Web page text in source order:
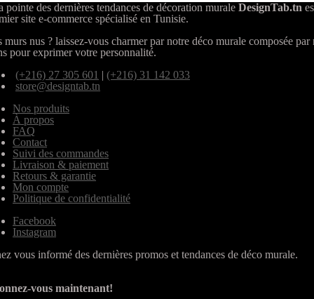
pointe des dernières tendances de décoration murale DesignTab.tn
site e-commerce spécialisé en Tunisie.
murs nus ? laissez-vous charmer par notre déco murale composée par
pour exprimer votre personnalité.
(+216) 27 305 601 | (+216) 31 142 033
store@designtab.tn
Nos produits
À propos
FAQ
Contact
Suivi des commandes
Livraison & paiement
Retours & garantie
Mon compte
Politique de confidentialité
Facebook
Instagram
vous informé des dernières promos et tendances de déco murale.
vous maintenant!